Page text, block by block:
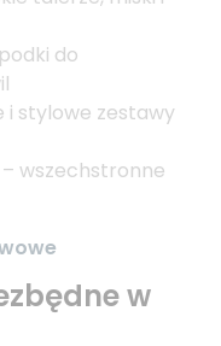
do
i stylowe zestawy
– wszechstronne
w